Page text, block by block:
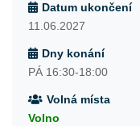
Datum ukončení
11.06.2027
Dny konání
PÁ 16:30-18:00
Volná místa
Volno